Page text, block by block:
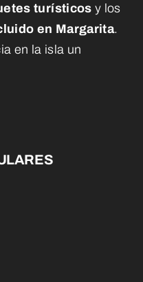
turísticos y los
en Margarita.
en la isla un